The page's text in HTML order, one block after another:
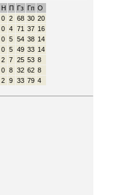
Н П Гз Гп О
0 2 68 30 20
0 4 71 37 16
0 5 54 38 14
0 5 49 33 14
2 7 25 53 8
0 8 32 62 8
2 9 33 79 4